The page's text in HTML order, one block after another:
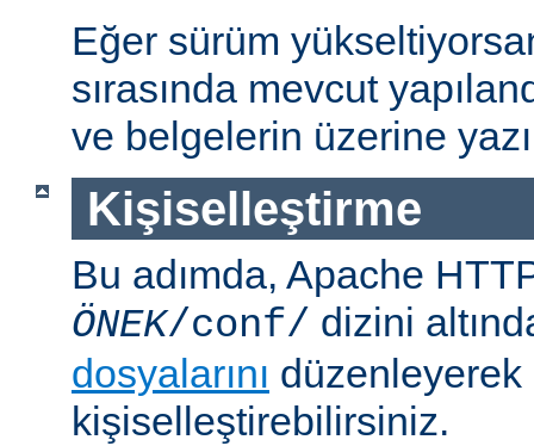
Eğer sürüm
sırasında mevcut
ve belgelerin üzerine
Kişiselleştirme
Bu adımda, Apache
ÖNEK/conf/ dizini
dosyalarını düzenleyerek
kişiselleştirebilirsiniz.